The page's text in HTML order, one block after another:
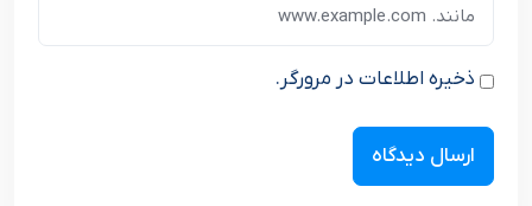
ذخیره اطلاعات در مرورگر.